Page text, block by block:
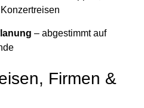
– abgestimmt auf
Firmen &